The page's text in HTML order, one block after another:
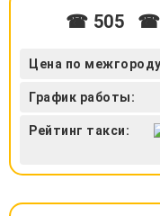
☎ 505 ☎
Цена по
График работы:
Рейтинг такси: